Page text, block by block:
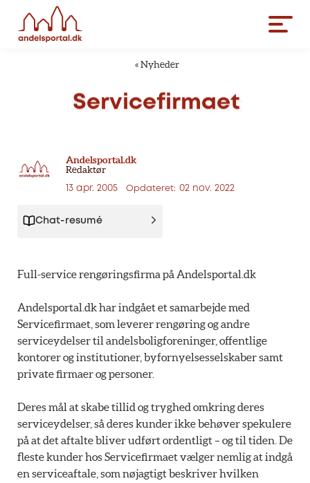
« Nyheder
Servicefirmaet
Andelsportal.dk
Redaktør
13 apr. 2005 Opdateret: 02 nov. 2022
Chat-resumé
Full-service rengøringsfirma på Andelsportal.dk
Andelsportal.dk har indgået et samarbejde med
Servicefirmaet, som leverer rengøring og andre
serviceydelser til andelsboligforeninger, offentlige
kontorer og institutioner, byfornyelsesselskaber samt
private firmaer og personer.
Deres mål at skabe tillid og tryghed omkring deres
serviceydelser, så deres kunder ikke behøver spekulere
på at det aftalte bliver udført ordentligt – og til tiden. De
fleste kunder hos Servicefirmaet vælger nemlig at indgå
en serviceaftale, som nøjagtigt beskriver hvilken